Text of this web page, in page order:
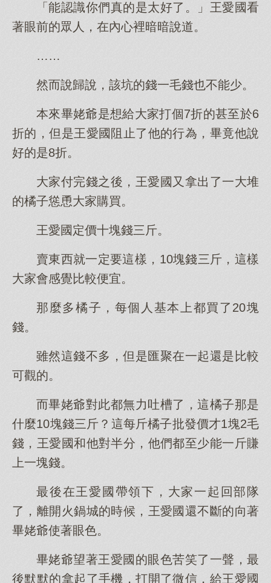
「能認識你們真的是太好了。」王愛國看
著眼前的眾人，在內心裡暗暗說道。
……
然而說歸說，該坑的錢一毛錢也不能少。
本來畢姥爺是想給大家打個7折的甚至於6
折的，但是王愛國阻止了他的行為，畢竟他說
好的是8折。
大家付完錢之後，王愛國又拿出了一大堆
的橘子慫恿大家購買。
王愛國定價十塊錢三斤。
賣東西就一定要這樣，10塊錢三斤，這樣
大家會感覺比較便宜。
那麼多橘子，每個人基本上都買了20塊
錢。
雖然這錢不多，但是匯聚在一起還是比較
可觀的。
而畢姥爺對此都無力吐槽了，這橘子那是
什麼10塊錢三斤？這每斤橘子批發價才1塊2毛
錢，王愛國和他對半分，他們都至少能一斤賺
上一塊錢。
最後在王愛國帶領下，大家一起回部隊
了，離開火鍋城的時候，王愛國還不斷的向著
畢姥爺使著眼色。
畢姥爺望著王愛國的眼色苦笑了一聲，最
後默默的拿起了手機，打開了微信，給王愛國